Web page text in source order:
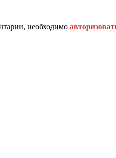
необходимо